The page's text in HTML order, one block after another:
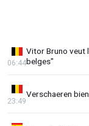
Vitor Bruno veut
belges"
06:44
Verschaeren
23:49